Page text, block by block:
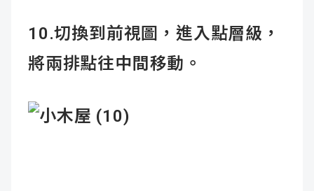
10.切換到前視圖，進入點層級，
將兩排點往中間移動。